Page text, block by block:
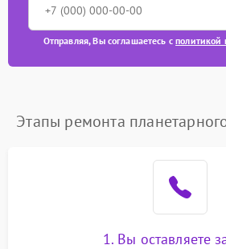
Отправляя, Вы соглашаетесь сполитикой
Этапы ремонта
1. Вы оставляете